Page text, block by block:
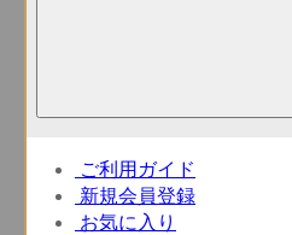
ご利用ガイド
新規会員登録
お気に入り